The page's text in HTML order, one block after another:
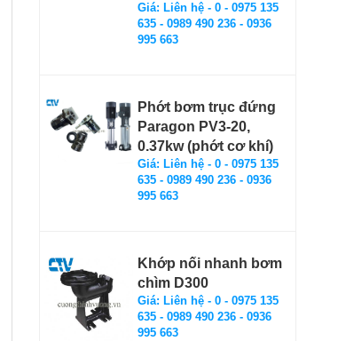
Giá: Liên hệ - 0 - 0975 135
635 - 0989 490 236 - 0936
995 663
Phớt bơm trục đứng
Paragon PV3-20,
0.37kw (phớt cơ khí)
Giá: Liên hệ - 0 - 0975 135
635 - 0989 490 236 - 0936
995 663
Khớp nối nhanh bơm
chìm D300
Giá: Liên hệ - 0 - 0975 135
635 - 0989 490 236 - 0936
995 663